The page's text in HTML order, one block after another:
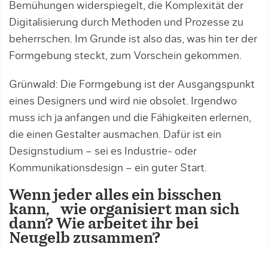
Bemühungen widerspiegelt, die Komplexität der
Digitalisierung durch Methoden und Prozesse zu
beherrschen. Im Grunde ist also das, was hin ter der
Formgebung steckt, zum Vorschein gekommen.
Grünwald: Die Formgebung ist der Ausgangspunkt
eines Designers und wird nie obsolet. Irgendwo
muss ich ja anfangen und die Fähigkeiten erlernen,
die einen Gestalter ausmachen. Dafür ist ein
Designstudium – sei es Industrie- oder
Kommunikationsdesign – ein guter Start.
Wenn jeder alles ein bisschen
kann, wie organisiert man sich
dann? Wie arbeitet ihr bei
Neugelb zusammen?